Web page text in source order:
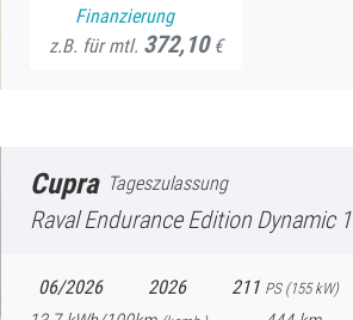
Finanzierung
z.B. für mtl. 372,10€
Cupra Tageszulassung
RavalEndurance Edition Dynamic 155kW
06/2026 2026 211 PS (155kW)